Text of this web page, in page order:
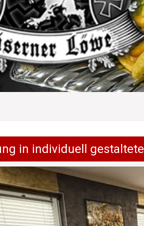
in individuell